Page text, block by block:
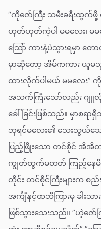
“ကိုဇော်ကြီး သမီးခရီးထွက်ဖို့
ဟုတ်ဟုတ်ကဲ့ပါ မမလေး၊ မမ
သြော် ကားနဲ့ပဲသွားရမှာ တေ
မှာဆိုတော့ အိမ်ကကား ယူမသွ
ထားလိုက်ပါမယ် မမလေး”
အသက်ကြီးသော်လည်း ဂျူလိုင်
ခေါ်ခြင်းဖြစ်သည်။ မှာစ
ဘုရင်မလေး၏ သေးသွယ်သေ
ပြည့်ဖြိုးသော တင်စိုင် အိအိတ
ကျွတ်ထွက်မတတ် ကြည့်နေမိ
တိုင်း တင်စိုင်ကြီးများက စ
အင်္ကျီနှင့်ထဘီကြားမှ ခါး
ဖြစ်သွားသေးသည်။ ”ဟဲ့ဇေ